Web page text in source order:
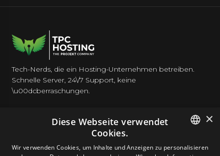
Tech-Nerds, die ein Hosting-Unternehmen betreiben.
Schnelle Server, 24\/7 Support, keine
\u00dcberraschungen.
HOSTING ENGLISH
×
Diese Webseite verwendet
Cookies.
Wir verwenden Cookies, um Inhalte und Anzeigen zu personalisieren